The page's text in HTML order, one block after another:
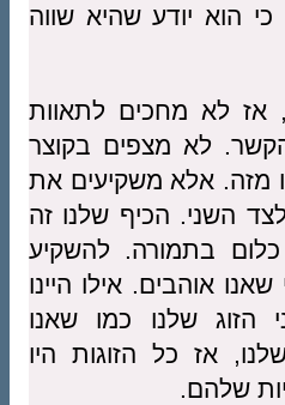
הוא יודע שהיא שווה
לא מחכים לתאוות
לא מצפים בקוצר
מזה. אלא משקיעים את
השני. הכיף שלנו זה
בתמורה. להשקיע
אוהבים. אילו היינו
הזוג שלנו כמו שאנו
אז כל הזוגות היו
שלהם.